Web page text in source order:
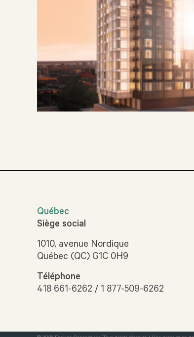
Québec
Siège social
1010, avenue Nordique
Québec (QC) G1C 0H9
Téléphone
418 661-6262 / 1 877-509-6262